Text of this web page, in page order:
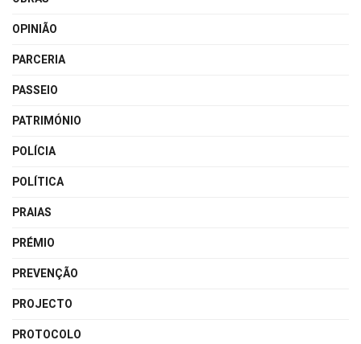
OPINIÃO
PARCERIA
PASSEIO
PATRIMÓNIO
POLÍCIA
POLÍTICA
PRAIAS
PRÉMIO
PREVENÇÃO
PROJECTO
PROTOCOLO